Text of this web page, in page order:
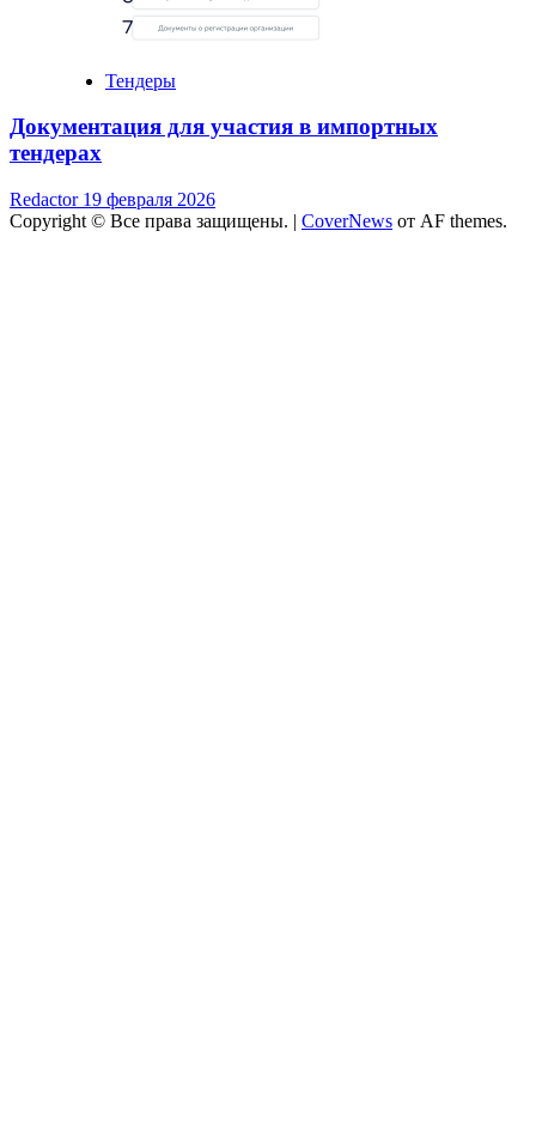
Тендеры
Документация для участия в импортных
тендерах
Redactor 19 февраля 2026
Copyright © Все права защищены. | CoverNews от AF themes.